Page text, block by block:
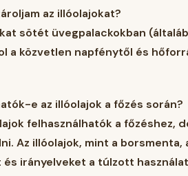
az illóolajokat?
sötét üvegpalackokban
a közvetlen napfénytől és
e az illóolajok a főzés során?
felhasználhatók a
Az illóolajok, mint a
irányelveket a túlzott